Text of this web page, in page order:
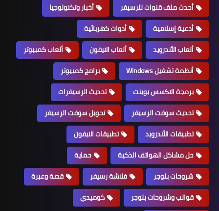
أحدث ملف قنوات للرسيفر
أخبار وتكنولوجيا
أدعية إسلامية
أدوات كهربائية
ألعاب الأندرويد
ألعاب الايفون
ألعاب كمبيوتر
أنظمة تشغيل Windows
برامج كمبيوتر
برمجة الاكسس بوينت
تحديث الرسيفرات
تحديث سوفت الرسيفر
تحويل سوفت الرسيفر
تطبيقات الأندرويد
تطبيقات الايفون
حل مشاكل الهواتف الذكية
حماية
شروحات بلوجر
فلاشة رسيفر
قصة وعبرة
قوالب وشروحات بلوجر
كوميدي